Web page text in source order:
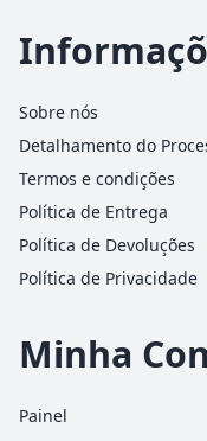
Sobre nós
Detalhamento do
Termos e condições
Política de Entrega
Política de Devoluções
Política de Privacidade
Minha
Painel